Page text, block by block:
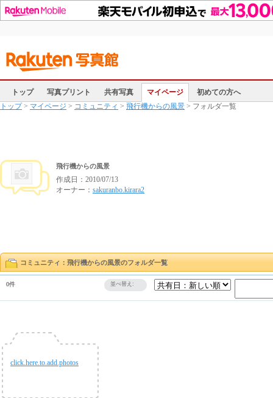
トップ 写真プリント 共有写真 マイページ
初めての方へ
トップ> マイページ > コミュニティ > 飛行機からの風景 > フォルダ一覧
飛行機からの風景
作成日： 2010/07/13
オーナー： sakuranbo.kirara2
コミュニティ：飛行機からの風景のフォルダ一覧
0件 並べ替え:
click.here.to.add.photos